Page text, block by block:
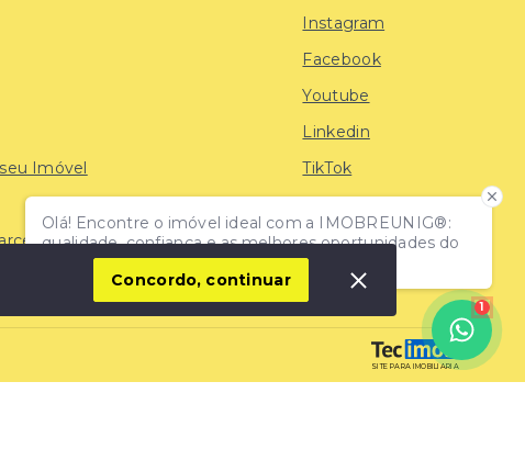
Olá! Encontre o imóvel ideal com a IMOBREUNIG®:
qualidade, confiança e as melhores oportunidades do
mercado!
1
Imóvel
Instagram
Facebook
Youtube
Linkedin
TikTok
SITE PARA IMOBILIARIA
Concordo, continuar